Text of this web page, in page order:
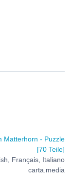
Matterhorn - Puzzle
[70 Teile]
Français, Italiano
carta.media